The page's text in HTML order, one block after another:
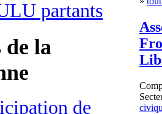
partants
la
de